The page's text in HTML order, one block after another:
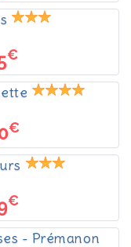
€
€
€
- Prémanon